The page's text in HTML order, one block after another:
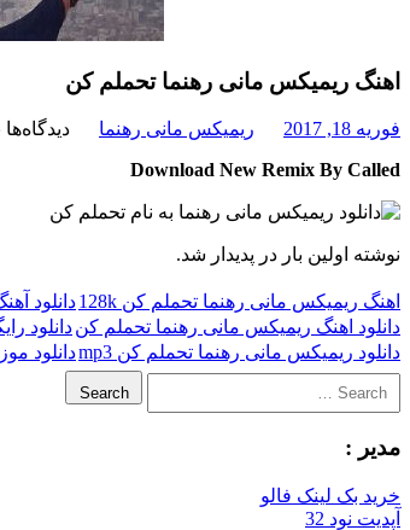
اهنگ ریمیکس مانی رهنما تحملم کن
فوریه 18, 2017 ریمیکس مانی رهنما دیدگاه‌ها
Download New Remix By Called
نوشته اولین بار در پدیدار شد.
اهنگ ریمیکس مانی رهنما تحملم کن 128k دانلود
دانلود اهنگ ریمیکس مانی رهنما تحملم کندانلود
دانلود ریمیکس مانی رهنما تحملم کن mp3
دانلود
Search
مدیر :
خرید بک لینک فالو
آپدیت نود 32